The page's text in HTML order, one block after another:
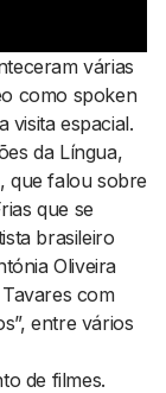
várias
como spoken
visita espacial.
da Língua,
que falou sobre
que se
brasileiro
Oliveira
com
entre vários
de filmes.